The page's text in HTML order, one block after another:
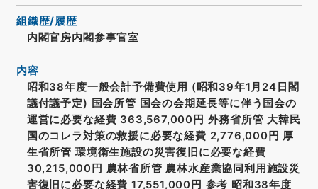
組織歴/履歴
内閣官房内閣参事官室
内容
昭和38年度一般会計予備費使用 (昭和39年1月24日閣
議付議予定) 国会所管 国会の会期延長等に伴う国会の
運営に必要な経費 363,567,000円 外務省所管 大韓民
国のコレラ対策の救援に必要な経費 2,776,000円 厚
生省所管 環境衛生施設の災害復旧に必要な経費
30,215,000円 農林省所管 農林水産業協同利用施設災
害復旧に必要な経費 17,551,000円 参考 昭和38年度